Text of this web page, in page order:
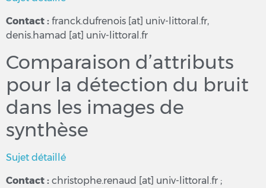
Contact : franck.dufrenois [at] univ-littoral.fr,
denis.hamad [at] univ-littoral.fr
Comparaison d’attributs
pour la détection du bruit
dans les images de
synthèse
Sujet détaillé
Contact : christophe.renaud [at] univ-littoral.fr ;